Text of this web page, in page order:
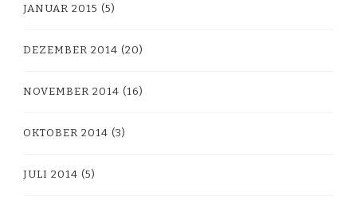
JANUAR 2015 (5)
DEZEMBER 2014 (20)
NOVEMBER 2014 (16)
OKTOBER 2014 (3)
JULI 2014 (5)